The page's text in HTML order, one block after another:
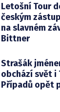
Letošní Tour
českým
na slavném
Bittner
Strašák
obchází svět i
Případů opět